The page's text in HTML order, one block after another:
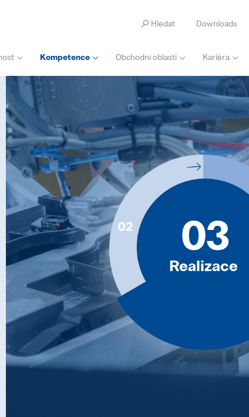
Popular
Trainee program
Matthias Haider je novým finančním ředitelem společnosti Pollmann International
Downloads
Kompetence Obchodní oblasti Kariéra
Realizace